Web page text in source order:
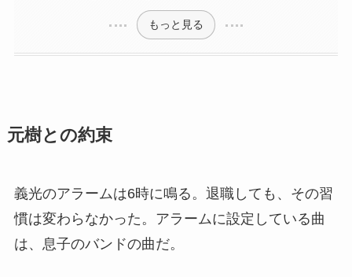
もっと見る
元樹との約束
義光のアラームは6時に鳴る。退職しても、その習
慣は変わらなかった。アラームに設定している曲
は、息子のバンドの曲だ。